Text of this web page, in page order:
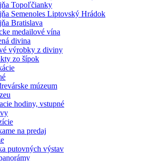
Topoľčianky
Semenoles Liptovský Hrádok
Bratislava
medailové vína
divina
výrobky z diviny
zo šípok
múzeum
hodiny, vstupné
na predaj
putovných výstav